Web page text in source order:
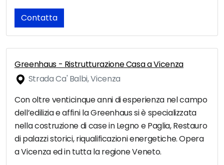
Contatta
Greenhaus - Ristrutturazione Casa a Vicenza
Strada Ca' Balbi, Vicenza
Con oltre venticinque anni di esperienza nel campo
dell’edilizia e affini la Greenhaus si è specializzata
nella costruzione di case in Legno e Paglia, Restauro
di palazzi storici, riqualificazioni energetiche. Opera
a Vicenza ed in tutta la regione Veneto.